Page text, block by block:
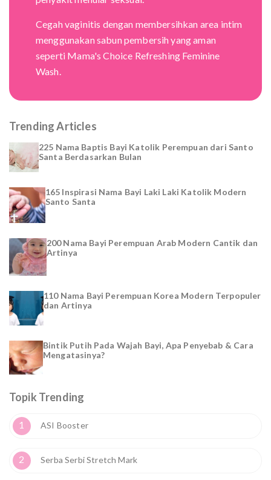
Cegah vaginitis dengan membersihkan area intim
menggunakan sabun pembersih yang aman
seperti Mama's Choice Refreshing Feminine
Wash.
Trending Articles
225 Nama Baptis Bayi Katolik Perempuan dari Santo
Santa Berdasarkan Bulan
165 Inspirasi Nama Bayi Laki Laki Katolik Modern
Santo Santa
200 Nama Bayi Perempuan Arab Modern Cantik dan
Artinya
110 Nama Bayi Perempuan Korea Modern Terpopuler
dan Artinya
Bintik Putih Pada Wajah Bayi, Apa Penyebab & Cara
Mengatasinya?
Topik Trending
1 ASI Booster
2 Serba Serbi Stretch Mark